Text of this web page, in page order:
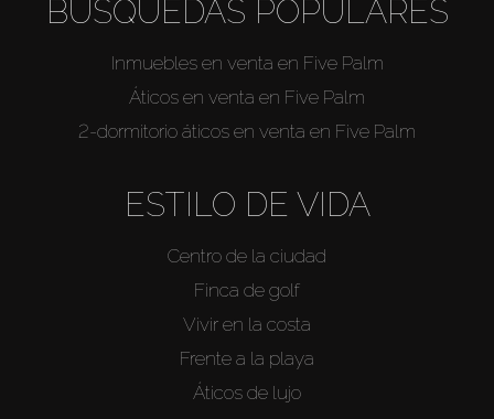
BÚSQUEDAS POPULARES
Inmuebles en venta en Five Palm
Áticos en venta en Five Palm
2-dormitorio áticos en venta en Five Palm
ESTILO DE VIDA
Centro de la ciudad
Finca de golf
Vivir en la costa
Frente a la playa
Áticos de lujo